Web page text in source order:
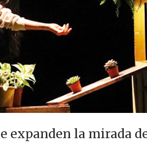
expanden la mirada